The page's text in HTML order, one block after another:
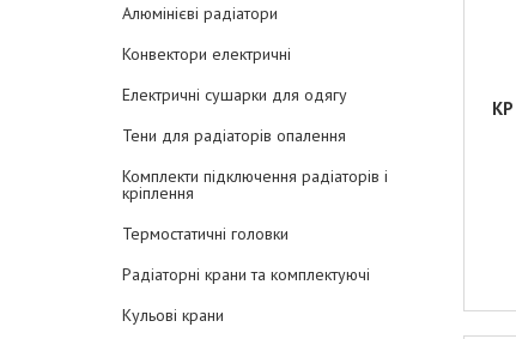
Алюмінієві радіатори
Конвектори електричні
Електричні сушарки для одягу
Тени для радіаторів опалення
Комплекти підключення радіаторів і
кріплення
Термостатичні головки
Радіаторні крани та комплектуючі
Кульові крани